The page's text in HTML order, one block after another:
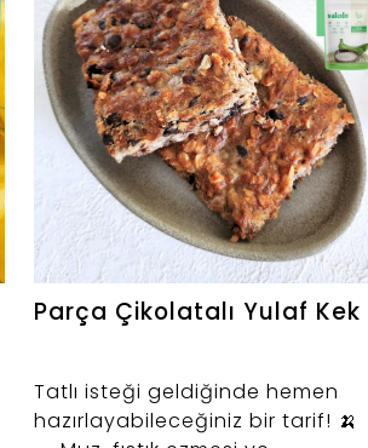
Parça Çikolatalı Yulaf Kek
Tatlı isteği geldiğinde hemen
hazırlayabileceğiniz bir tarif! 🍌